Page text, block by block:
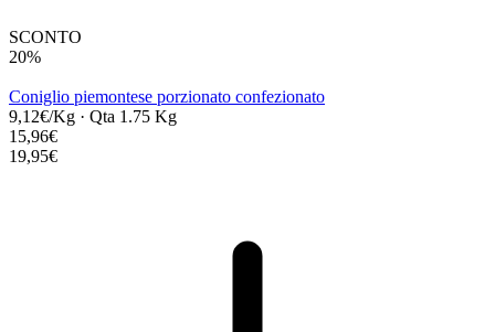
SCONTO
20%
Coniglio piemontese porzionato confezionato
9,12€/Kg · Qta 1.75 Kg
15,96€
19,95€